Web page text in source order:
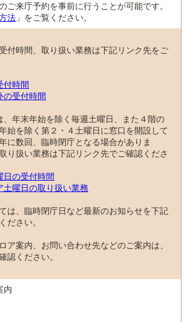
ご来庁予約を事前に行うことが可能です。
法 」をご覧ください。
付時間、取り扱い業務は下記リンク先をご
付時間
の受付時間
、年末年始を除く毎週土曜日、また４階の
始を除く第２・４土曜日に窓口を開設して
に数回、臨時閉庁となる場合がありま
り扱い業務は下記リンク先でご確認くださ
日の受付時間
土曜日の取り扱い業務
は、臨時閉庁日など最新のお知らせを下記
ださい。
ア案内、お問い合わせ先などのご案内は、
認ください。
内